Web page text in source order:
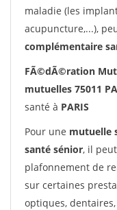
maladie (les
acupuncture,...),
complémentaire
FÃ©dÃ©ration
mutuelles 75011
santé à PARIS
Pour une mutuelle
santé sénior, il
plafonnement de
sur certaines
optiques,